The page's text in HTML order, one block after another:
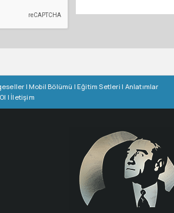
|Mobil Bölümü |Eğitim Setleri | Anlatımlar
| İletişim